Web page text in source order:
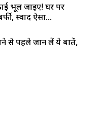
भूल जाइए! घर पर
स्वाद ऐसा...
से पहले जान लें ये बातें,